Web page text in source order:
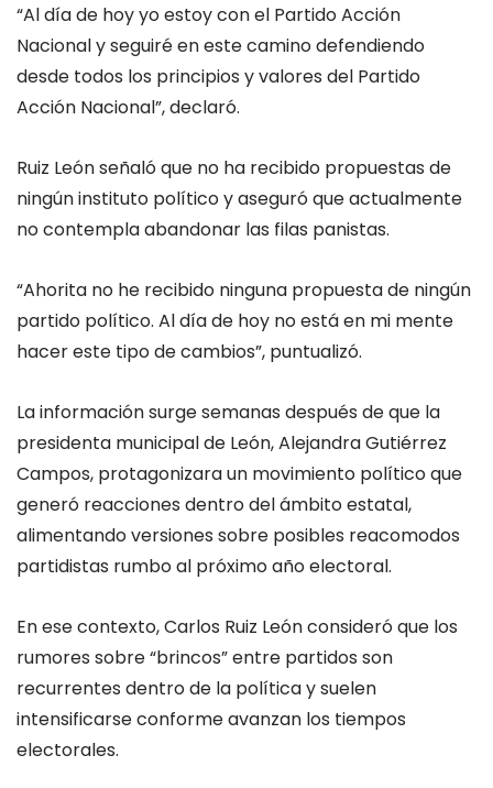
“Al día de hoy yo estoy con el Partido Acción
Nacional y seguiré en este camino defendiendo
desde todos los principios y valores del Partido
Acción Nacional”, declaró.
Ruiz León señaló que no ha recibido propuestas de
ningún instituto político y aseguró que actualmente
no contempla abandonar las filas panistas.
“Ahorita no he recibido ninguna propuesta de ningún
partido político. Al día de hoy no está en mi mente
hacer este tipo de cambios”, puntualizó.
La información surge semanas después de que la
presidenta municipal de León, Alejandra Gutiérrez
Campos, protagonizara un movimiento político que
generó reacciones dentro del ámbito estatal,
alimentando versiones sobre posibles reacomodos
partidistas rumbo al próximo año electoral.
En ese contexto, Carlos Ruiz León consideró que los
rumores sobre “brincos” entre partidos son
recurrentes dentro de la política y suelen
intensificarse conforme avanzan los tiempos
electorales.